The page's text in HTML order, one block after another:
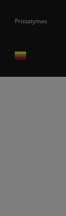
Pristatymas